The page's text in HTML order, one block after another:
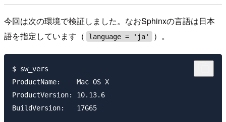
今回は次の環境で検証しました。なおSphinxの言語は日本
語を指定しています（
language = 'ja' ）。
$ sw_vers
ProductName:	Mac OS X
ProductVersion:	10.13.6
BuildVersion:	17G65